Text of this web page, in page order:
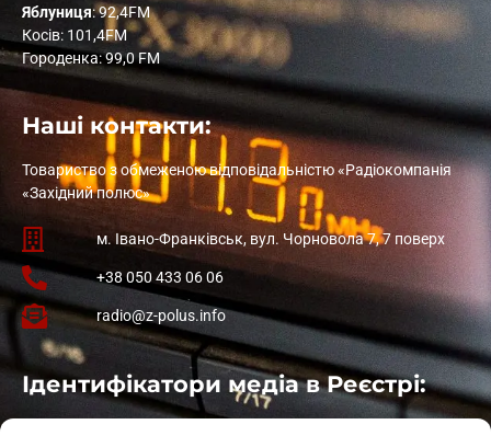
Яблуниця: 92,4FM
Косів: 101,4FM
Городенка: 99,0 FM
Наші контакти:
Товариство з обмеженою відповідальністю «Радіокомпанія
«Західний полюс»
м. Івано-Франківськ, вул. Чорновола 7, 7 поверх
+38 050 433 06 06
radio@z-polus.info
Ідентифікатори медіа в Реєстрі: